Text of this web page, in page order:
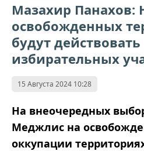
Мазахир Панахов:
освобожденных
будут действовать
избирательных
15 Августа 2024 10:28
На внеочередных
Меджлис на
оккупации